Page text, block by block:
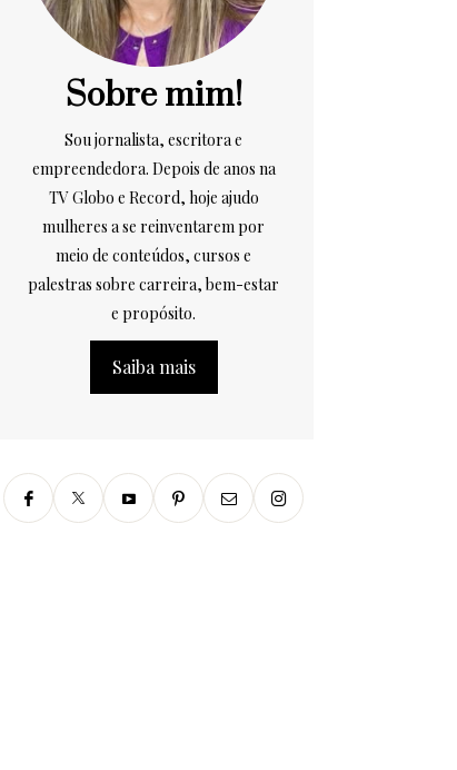
Sobre mim!
Sou jornalista, escritora e
empreendedora. Depois de anos na
TV Globo e Record, hoje ajudo
mulheres a se reinventarem por
meio de conteúdos, cursos e
palestras sobre carreira, bem-estar
e propósito.
Saiba mais